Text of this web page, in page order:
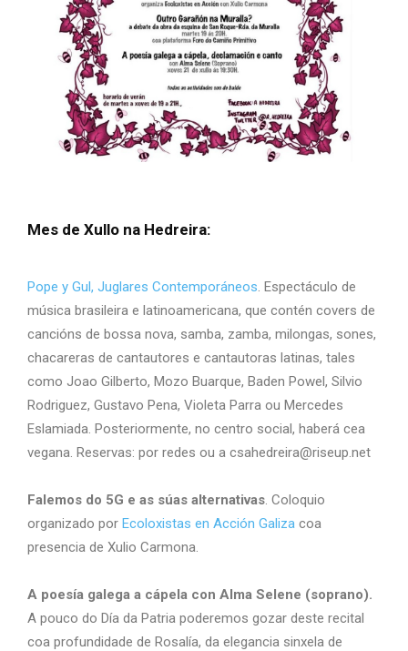
Mes de Xullo na Hedreira:
Pope y Gul, Juglares Contemporáneos. Espectáculo de
música brasileira e latinoamericana, que contén covers de
cancións de bossa nova, samba, zamba, milongas, sones,
chacareras de cantautores e cantautoras latinas, tales
como Joao Gilberto, Mozo Buarque, Baden Powel, Silvio
Rodriguez, Gustavo Pena, Violeta Parra ou Mercedes
Eslamiada. Posteriormente, no centro social, haberá cea
vegana. Reservas: por redes ou a csahedreira@riseup.net
Falemos do 5G e as súas alternativas. Coloquio
organizado por Ecoloxistas en Acción Galiza coa
presencia de Xulio Carmona.
A poesía galega a cápela con Alma Selene (soprano).
A pouco do Día da Patria poderemos gozar deste recital
coa profundidade de Rosalía, da elegancia sinxela de